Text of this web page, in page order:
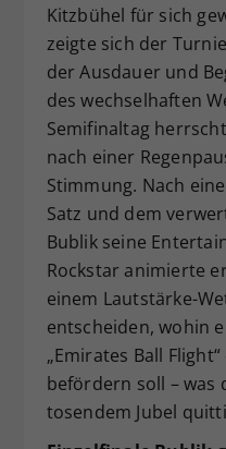
Kitzbühel für sich
zeigte sich der
der Ausdauer und
des wechselhaften
Semifinaltag
nach einer
Stimmung. Nach
Satz und dem
Bublik seine
Rockstar animierte
einem Lautstärke-
entscheiden, wohin
„Emirates Ball
befördern soll – was
tosendem Jubel